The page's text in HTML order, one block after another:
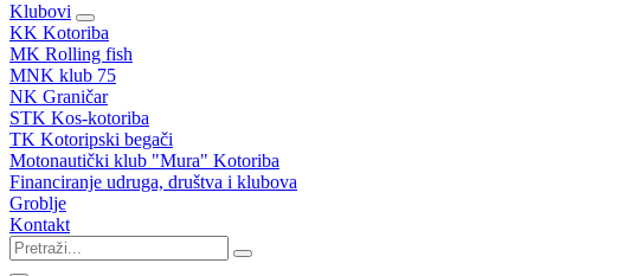
Klubovi
KK Kotoriba
MK Rolling fish
MNK klub 75
NK Graničar
STK Kos-kotoriba
TK Kotoripski begači
Motonautički klub "Mura" Kotoriba
Financiranje udruga, društva i klubova
Groblje
Kontakt